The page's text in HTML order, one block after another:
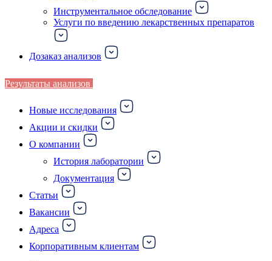
Инструментальное обследование
Услуги по введению лекарственных препаратов
Дозаказ анализов
Результаты анализов
Новые исследования
Акции и скидки
О компании
История лаборатории
Документация
Статьи
Вакансии
Адреса
Корпоративным клиентам